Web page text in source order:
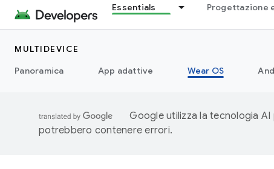
Essentials Progettazione
MULTIDEVICE
Panoramica
App adattive Wear OS
Google utilizza la tecnologia
potrebbero contenere errori.